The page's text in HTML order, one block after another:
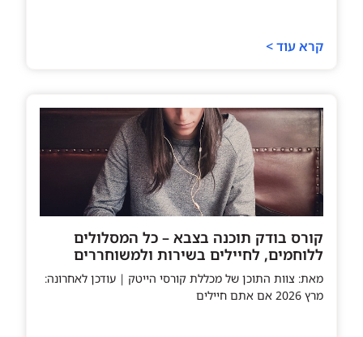
קרא עוד >
קורס בודק תוכנה בצבא – כל המסלולים
ללוחמים, לחיילים בשירות ולמשוחררים
מאת: צוות התוכן של מכללת קורסי הייטק | עודכן לאחרונה:
מרץ 2026 אם אתם חיילים